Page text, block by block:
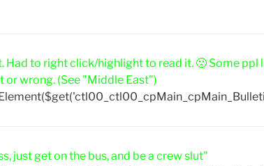
Had to right click/highlight to read it. 🙁 Some
or wrong. (See "Middle East")
just get on the bus, and be a crew slut"